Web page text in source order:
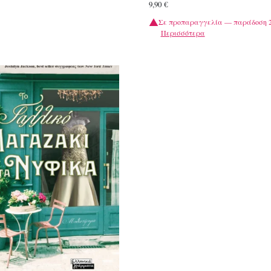
9,90 €
Σε προπαραγγελία — παράδοση
Περισσότερα